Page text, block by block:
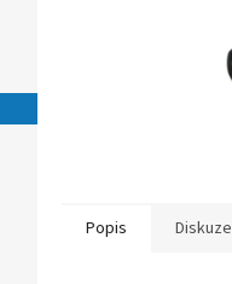
Popis Diskuze